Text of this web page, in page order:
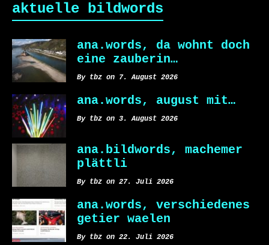
aktuelle bildwords
ana.words, da wohnt doch
eine zauberin…
By tbz on 7. August 2026
ana.words, august mit…
By tbz on 3. August 2026
ana.bildwords, machemer
plättli
By tbz on 27. Juli 2026
ana.words, verschiedenes
getier waelen
By tbz on 22. Juli 2026